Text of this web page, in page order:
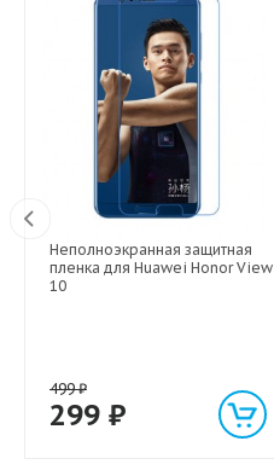
Неполноэкранная защитная
пленка для Huawei Honor View
10
499₽
299 ₽